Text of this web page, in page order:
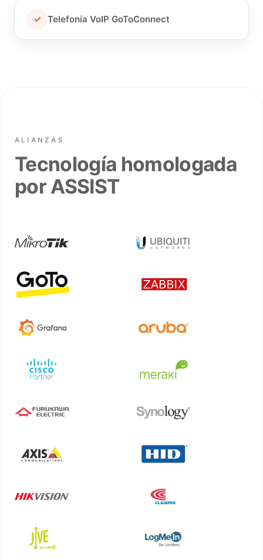
✓ Telefonía VoIP GoToConnect
ALIANZAS
Tecnología homologada
por ASSIST